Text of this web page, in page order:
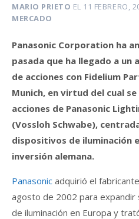
MARIO PRIETO EL 11 FEBRERO,
MERCADO
Panasonic Corporation ha
pasada que ha llegado a
de acciones con Fidelium
Munich, en virtud del cual
acciones de Panasonic
(Vossloh Schwabe),
dispositivos de iluminación
inversión alemana.
Panasonic adquirió el
agosto de 2002 para
de iluminación en Europa y